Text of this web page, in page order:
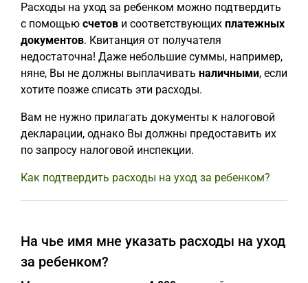
Расходы на уход за ребенком можно подтвердить
с помощью счетов и соответствующих платежных
документов. Квитанция от получателя
недостаточна! Даже небольшие суммы, например,
няне, Вы не должны выплачивать наличными, если
хотите позже списать эти расходы.
Вам не нужно прилагать документы к налоговой
декларации, однако Вы должны предоставить их
по запросу налоговой инспекции.
Как подтвердить расходы на уход за ребенком?
На чье имя мне указать расходы на уход
за ребенком?